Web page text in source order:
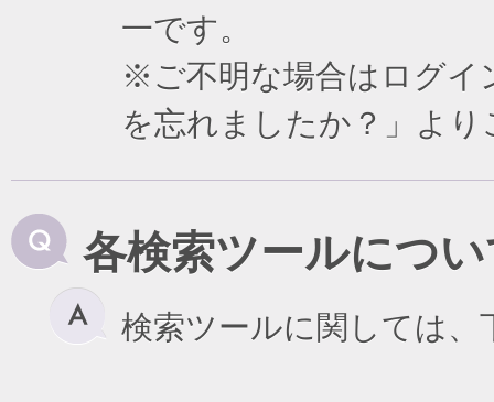
一です。
※ご不明な場合はログイ
を忘れましたか？」よ
各検索ツールにつ
検索ツールに関しては